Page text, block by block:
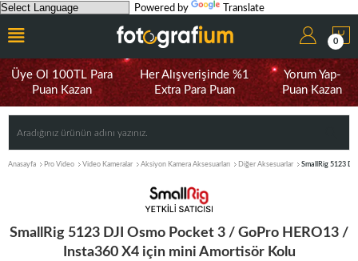
Powered by Translate
0
Üye Ol 100TL Para
Puan Kazan
Her Alışverişinde %1
Extra Para Puan
Yorum Yap-
Puan Kazan
Anasayfa Pro Video Video Kameralar Aksiyon Kamera Aksesuarları Diğer Aksesuarlar SmallRig 5123
SmallRig 5123 DJI Osmo Pocket 3 / GoPro HERO13 /
Insta360 X4 için mini Amortisör Kolu